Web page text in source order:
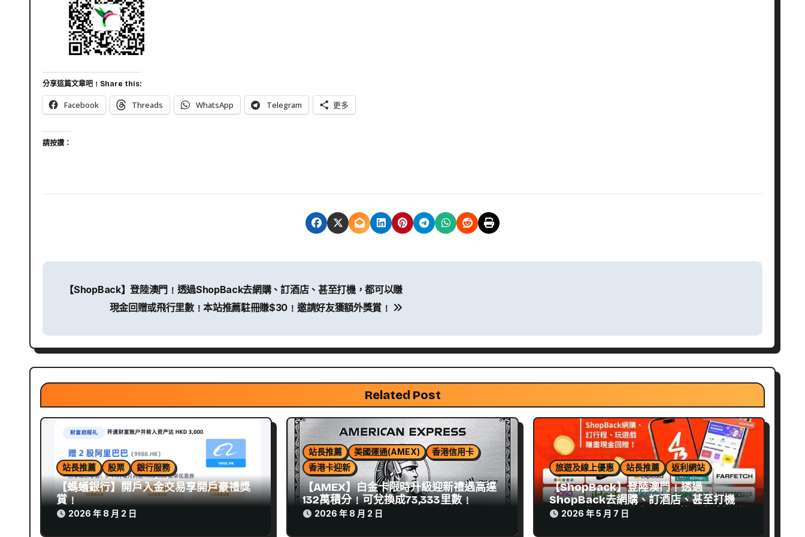
分享這篇文章吧﹗Share this:
Facebook Threads WhatsApp Telegram 更多
請按讚：
文
覽
【ShopBack】登陸澳門﹗透過ShopBack去網購、訂酒店、甚至打機，都可以賺
現金回贈或飛行里數﹗本站推薦駐冊賺$30﹗邀請好友獲額外獎賞﹗
Related Post
站長推薦 股票 銀行服務
【螞蟻銀行】開戶入金交易享開戶豪禮獎
賞﹗
2026 年 8 月 2 日
站長推薦 美國運通(AMEX)
香港信用卡
香港卡迎新
【AMEX】白金卡限時升級迎新禮遇高達
132萬積分﹗可兌換成73,333里數﹗
2026 年 8 月 2 日
旅遊及線上優惠 站長推薦 返利網站
【ShopBack】登陸澳門﹗透過
ShopBack去網購、訂酒店、甚至打機，
都可以賺現金回贈或飛行里數﹗本站推薦
2026 年 5 月 7 日